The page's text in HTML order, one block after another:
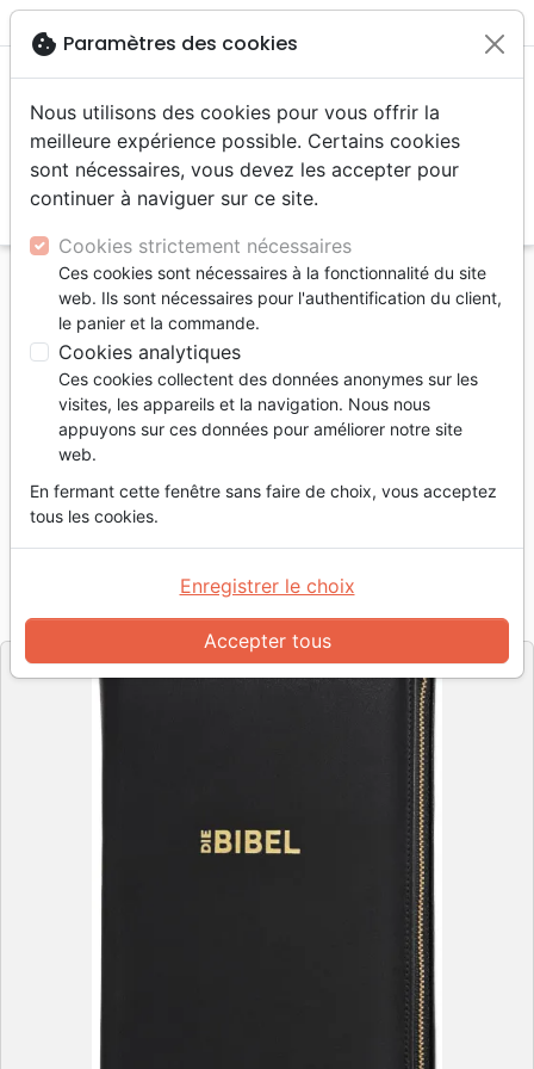
menu
Accueil Bibles
Bibles standard
Allemand, Bible Schlachter 2000, références
parallèles, cuir souple, fermeture éclair - Tranche or,
nouvelle orthographe, reliur
Allemand, Bible Schlachter 2000,
références parallèles, cuir souple,
fermeture éclair
Tranche or, nouvelle orthographe, reliure
cousue
SCH255067 EAN9783893970674
EditeurCLV&Société Biblique de Genève
cookie Paramètres des cookies
Nous utilisons des cookies pour vous offrir la
meilleure expérience possible. Certains cookies
sont nécessaires, vous devez les accepter pour
continuer à naviguer sur ce site.
Cookies strictement nécessaires
Ces cookies sont nécessaires à la fonctionnalité du site
web. Ils sont nécessaires pour l'authentification du client,
le panier et la commande.
Cookies analytiques
Ces cookies collectent des données anonymes sur les
visites, les appareils et la navigation. Nous nous
appuyons sur ces données pour améliorer notre site
web.
En fermant cette fenêtre sans faire de choix, vous acceptez
tous les cookies.
Accepter tous
Enregistrer le choix